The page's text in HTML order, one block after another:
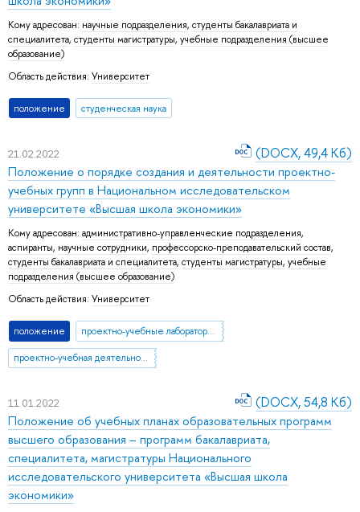
Кому адресован: научные подразделения, студенты бакалавриата и
специалитета, студенты магистратуры, учебные подразделения (высшее
образование)
Область действия: Университет
положение студенческая наука
21.02.2022
Положение о порядке создания и деятельности проектно-
учебных групп в Национальном исследовательском
университете «Высшая школа экономики»
Кому адресован: административно-управленческие подразделения,
аспиранты, научные сотрудники, профессорско-преподавательский состав,
студенты бакалавриата и специалитета, студенты магистратуры, учебные
подразделения (высшее образование)
Область действия: Университет
положение проектно-учебные лаборатории и группы НИУ ВШЭ
проектно-учебная деятельность
(DOCX, 49,4 Кб)
11.01.2022
Положение об учебных планах образовательных программ
высшего образования – программ бакалавриата,
специалитета, магистратуры Национального
исследовательского университета «Высшая школа
экономики»
(DOCX, 54,8 Кб)